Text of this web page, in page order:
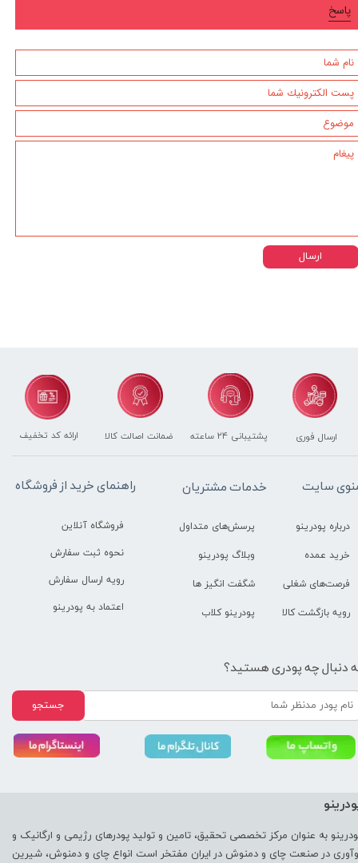
پاسخ
ارسال
به عنوان مرکز تخصصی تحقیق، تامین و تولید پودرهای رژیمی و ارگانیک و
در صنعت چای و دمنوش در ایران مفتخر است انواع چای و دمنوش، شیرین
پشتیبانی ۲۴ ساعته ارائه کد تخفیف ارسال فوری ضمانت اصالت کالا
راهنمای خرید از فروشگاه
فروشگاه آنلاین
نحوه ثبت سفارش
رویه ارسال سفارش
اعتماد به پودرینو
خدمات مشتریان
پرسش‌های متداول
وبلاگ پودرینو
شگفت انگیز ها
پودرینو کلاب
سایت
درباره پودرینو
خرید عمده
فرصت‌های شغلی
رویه بازگشت کالا
دنبال چه پودری هستید؟
جستجو